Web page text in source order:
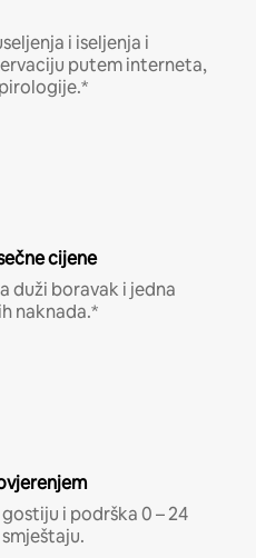
i iseljenja i
putem interneta,
cijene
duži boravak i jedna
naknada.*
i podrška 0 – 24